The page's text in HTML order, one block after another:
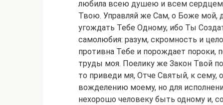
любила всею душею и всем
Твою. Управляй же Сам, о Боже мой,
угождать Тебе Одному, ибо Ты
самолюбия: разум, скромность и
противна Тебе и порождает пороки,
труды моя. Поелику же Закон Твой
то приведи мя, Отче Святый, к
вожделению моему, но для
нехорошо человеку быть одному и,